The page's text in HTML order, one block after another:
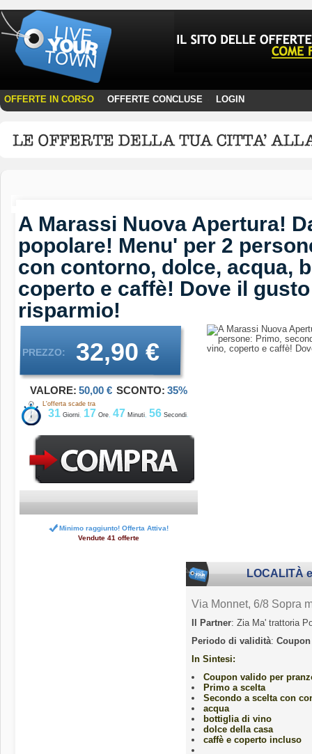
OFFERTE IN CORSO OFFERTE CONCLUSE LOGIN
A Marassi Nuova Apertura!
popolare! Menu' per 2
con contorno, dolce, acqua,
coperto e caffè! Dove il
risparmio!
PREZZO: 32,90 €
VALORE: 50,00 € SCONTO: 35%
L'offerta scade tra
31 Giorni, 17 Ore, 47 Minuti, 55 Secondi.
Minimo raggiunto! Offerta Attiva!
Vendute 41 offerte
LOCALITÀ
Via Monnet, 6/8 Sopra
Il Partner: Zia Ma' trattoria
Periodo di validità:
In Sintesi:
Coupon valido per
Primo a scelta
Secondo a scelta con
acqua
bottiglia di vino
dolce della casa
caffè e coperto incluso